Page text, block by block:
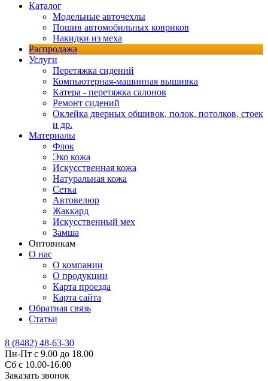
Каталог
Модельные авточехлы
Пошив автомобильных ковриков
Накидки из меха
Распродажа
Услуги
Перетяжка сидений
Компьютерная-машинная вышивка
Катера - перетяжка салонов
Ремонт сидений
Оклейка дверных обшивок, полок, потолков, стоек
и др.
Материалы
Флок
Эко кожа
Искусственная кожа
Натуральная кожа
Сетка
Автовелюр
Жаккард
Искусственный мех
Замша
Оптовикам
О нас
О компании
О продукции
Карта проезда
Карта сайта
Обратная связь
Статьи
8 (8482) 48-63-30
Пн-Пт с 9.00 до 18.00
Сб с 10.00-16.00
Заказать звонок